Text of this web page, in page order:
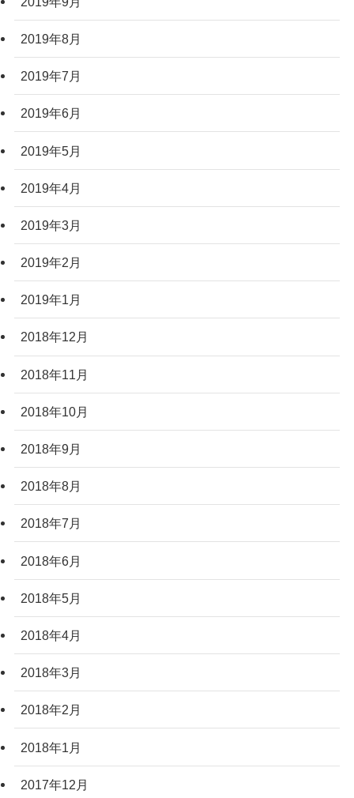
2019年8月
2019年7月
2019年6月
2019年5月
2019年4月
2019年3月
2019年2月
2019年1月
2018年12月
2018年11月
2018年10月
2018年9月
2018年8月
2018年7月
2018年6月
2018年5月
2018年4月
2018年3月
2018年2月
2018年1月
2017年12月